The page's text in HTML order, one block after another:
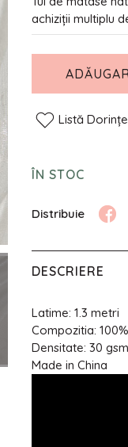
achiziții multiplu
Listă Dorințe
ÎN STOC
DESCRIERE
Latime: 1.3 metri
Compozitia:
Densitate: 30 gsm
Made in China